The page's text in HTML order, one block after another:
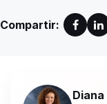
Compartir: